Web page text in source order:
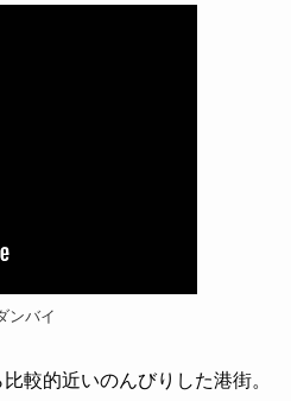
ンバイ
較的近いのんびりした港街。